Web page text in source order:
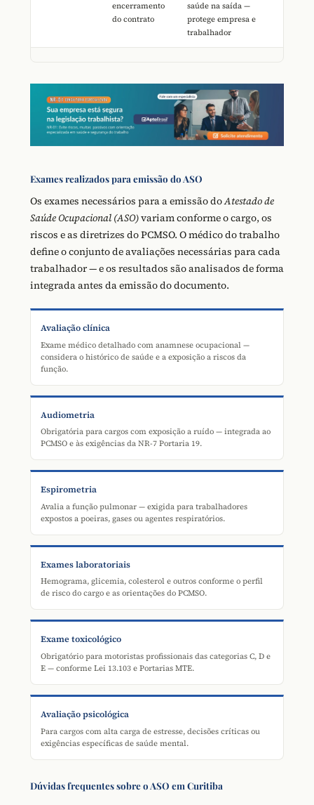
encerramento
do contrato
saúde na saída —
protege empresa e
trabalhador
Exames realizados para emissão do ASO
Os exames necessários para a emissão doAtestado de
Saúde Ocupacional (ASO)variam conforme o cargo, os
riscos e as diretrizes do PCMSO. O médico do trabalho
define o conjunto de avaliações necessárias para cada
trabalhador — e os resultados são analisados de forma
integrada antes da emissão do documento.
Avaliação clínica
Exame médico detalhado com anamnese ocupacional —
considera o histórico de saúde e a exposição a riscos da
função.
Audiometria
Obrigatória para cargos com exposição a ruído — integrada ao
PCMSO e às exigências da NR-7 Portaria 19.
Espirometria
Avalia a função pulmonar — exigida para trabalhadores
expostos a poeiras, gases ou agentes respiratórios.
Exames laboratoriais
Hemograma, glicemia, colesterol e outros conforme o perfil
de risco do cargo e as orientações do PCMSO.
Exame toxicológico
Obrigatório para motoristas profissionais das categorias C, D e
E — conforme Lei 13.103 e Portarias MTE.
Avaliação psicológica
Para cargos com alta carga de estresse, decisões críticas ou
exigências específicas de saúde mental.
Dúvidas frequentes sobre o ASO em Curitiba